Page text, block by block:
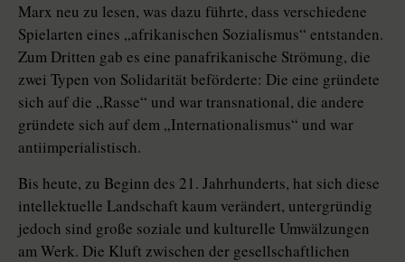
Marx neu zu lesen, was dazu führte, dass verschiedene
Spielarten eines „afrikanischen Sozialismus“ entstanden.
Zum Dritten gab es eine panafrikanische Strömung, die
zwei Typen von Solidarität beförderte: Die eine gründete
sich auf die „Rasse“ und war transnational, die andere
gründete sich auf dem „Internationalismus“ und war
antiimperialistisch.
Bis heute, zu Beginn des 21. Jahrhunderts, hat sich diese
intellektuelle Landschaft kaum verändert, untergründig
jedoch sind große soziale und kulturelle Umwälzungen
am Werk. Die Kluft zwischen der gesellschaftlichen